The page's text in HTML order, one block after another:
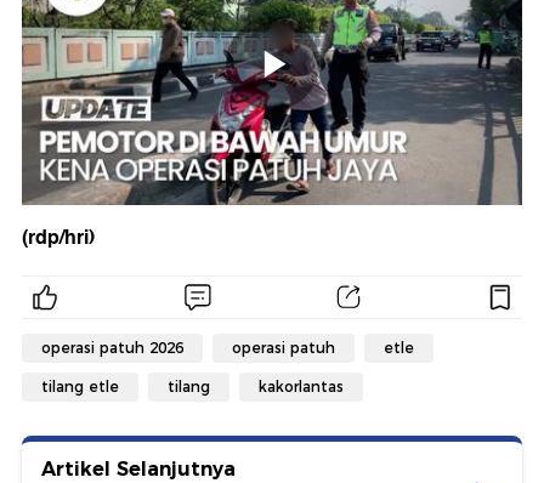
(rdp/hri)
operasi patuh 2026 operasi patuh etle
tilang etle tilang kakorlantas
Artikel Selanjutnya